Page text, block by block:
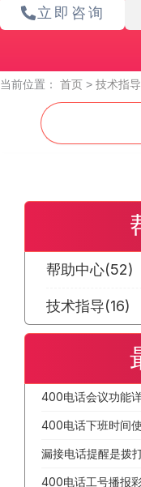
立即咨询
当前位置： 首页 > 技术指导
搜
索
帮助中心(52)
技术指导(16)
400电话会议功能
400电话下班时间
漏接电话提醒是拨
400电话工号播报